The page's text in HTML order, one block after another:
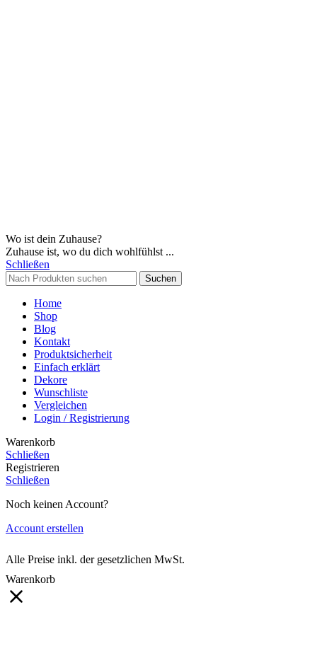
Wo ist dein Zuhause?
Zuhause ist, wo du dich wohlfühlst ...
Schließen
Suchen
Home
Shop
Blog
Kontakt
Produktsicherheit
Einfach erklärt
Dekore
Wunschliste
Vergleichen
Login / Registrierung
Warenkorb
Schließen
Registrieren
Schließen
Noch keinen Account?
Account erstellen
Alle Preise inkl. der gesetzlichen MwSt.
Warenkorb